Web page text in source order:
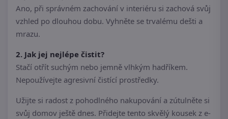
Ano, při správném zachování v interiéru si zachová svůj
vzhled po dlouhou dobu. Vyhněte se trvalému dešti a
mrazu.
2. Jak jej nejlépe čistit?
Stačí otřít suchým nebo jemně vlhkým hadříkem.
Nepoužívejte agresivní čistící prostředky.
Užijte si radost z pohodlného nakupování a zútulněte si
svůj domov ještě dnes. Přidejte tento skvělý kousek z e-